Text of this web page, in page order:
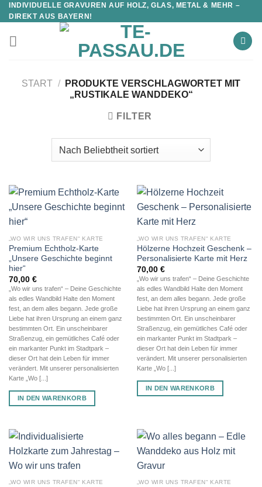
INDIVIDUELLE GRAVUREN AUF HOLZ, GLAS, METAL & MEHR –
DIREKT AUS BAYERN!
START /
PRODUKTE VERSCHLAGWORTET MIT
„RUSTIKALE WANDDEKO“
FILTER
„WO WIR UNS TRAFEN“ KARTE
Premium Echtholz-Karte
„Unsere Geschichte beginnt
hier“
70,00 €
„Wo wir uns trafen“ – Deine Geschichte
als edles Wandbild Halte den Moment
fest, an dem alles begann. Jede große
Liebe hat ihren Ursprung an einem ganz
bestimmten Ort. Ein unscheinbarer
Straßenzug, ein gemütliches Café oder
ein markanter Punkt im Stadtpark –
dieser Ort hat dein Leben für immer
verändert. Mit unserer personalisierten
Karte „Wo [...]
IN DEN WARENKORB
„WO WIR UNS TRAFEN“ KARTE
Hölzerne Hochzeit Geschenk –
Personalisierte Karte mit Herz
70,00 €
„Wo wir uns trafen“ – Deine Geschichte
als edles Wandbild Halte den Moment
fest, an dem alles begann. Jede große
Liebe hat ihren Ursprung an einem ganz
bestimmten Ort. Ein unscheinbarer
Straßenzug, ein gemütliches Café oder
ein markanter Punkt im Stadtpark –
dieser Ort hat dein Leben für immer
verändert. Mit unserer personalisierten
Karte „Wo [...]
IN DEN WARENKORB
„WO WIR UNS TRAFEN“ KARTE „WO WIR UNS TRAFEN“ KARTE